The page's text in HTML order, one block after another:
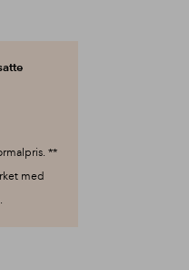
**
med